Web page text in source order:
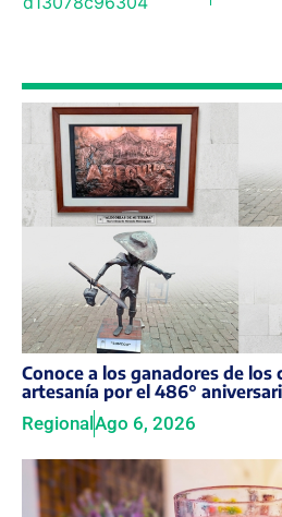
Conoce a los ganadores de los
artesanía por el 486°
RegionalAgo 6, 2026